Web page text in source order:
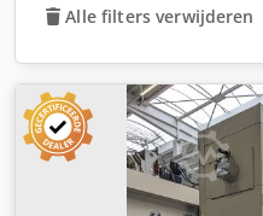
Alle filters verwijderen